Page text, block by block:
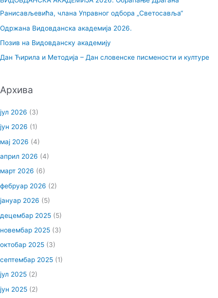
з
а
:
Ранисављевића, члана Управног одбора „Светосавља“
Одржана Видовданска академија 2026.
Позив на Видовданску академију
Дан Ћирила и Методија – Дан словенске писмености и културе
Архива
јул 2026 (3)
јун 2026 (1)
мај 2026 (4)
април 2026 (4)
март 2026 (6)
фебруар 2026 (2)
јануар 2026 (5)
децембар 2025 (5)
новембар 2025 (3)
октобар 2025 (3)
септембар 2025 (1)
јул 2025 (2)
јун 2025 (2)